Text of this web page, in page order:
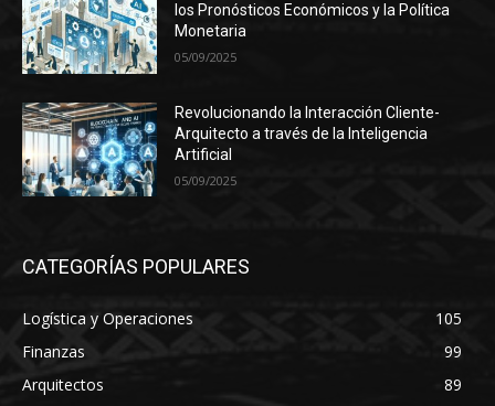
los Pronósticos Económicos y la Política
Monetaria
05/09/2025
Revolucionando la Interacción Cliente-
Arquitecto a través de la Inteligencia
Artificial
05/09/2025
CATEGORÍAS POPULARES
Logística y Operaciones
105
Finanzas
99
Arquitectos
89